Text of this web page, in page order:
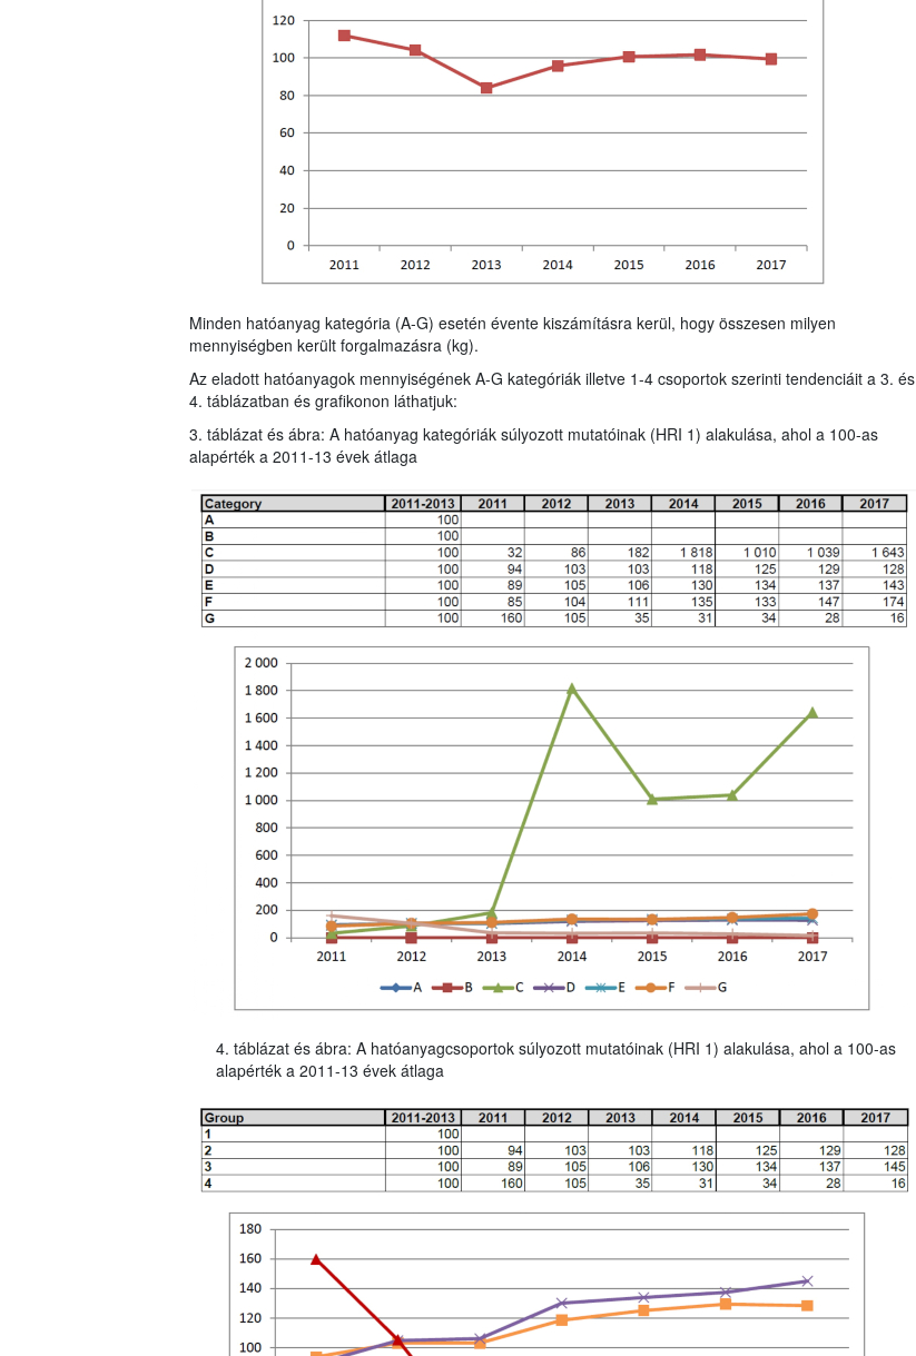
Minden hatóanyag kategória (A-G) esetén évente kiszámításra kerül, hogy összesen milyen
mennyiségben került forgalmazásra (kg).
Az eladott hatóanyagok mennyiségének A-G kategóriák illetve 1-4 csoportok szerinti tendenciáit a 3. és
4. táblázatban és grafikonon láthatjuk:
3. táblázat és ábra: A hatóanyag kategóriák súlyozott mutatóinak (HRI 1) alakulása, ahol a 100-as
alapérték a 2011-13 évek átlaga
4. táblázat és ábra: A hatóanyagcsoportok súlyozott mutatóinak (HRI 1) alakulása, ahol a 100-as
alapérték a 2011-13 évek átlaga